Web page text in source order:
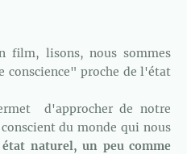
film, lisons, nous sommes
proche de l'état
d'approcher de notre
du monde qui nous
naturel, un peu comme